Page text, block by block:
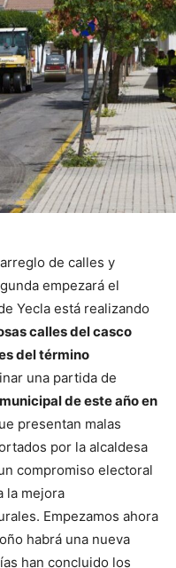
de calles y
empezará el
Yecla está realizando
calles del casco
del término
una partida de
de este año en
presentan malas
por la alcaldesa
compromiso electoral
la mejora
Empezamos ahora
habrá una nueva
han concluido los